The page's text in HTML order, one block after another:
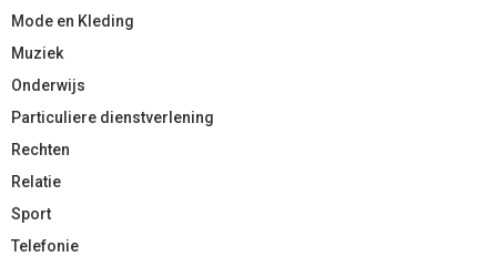
Mode en Kleding
Muziek
Onderwijs
Particuliere dienstverlening
Rechten
Relatie
Sport
Telefonie